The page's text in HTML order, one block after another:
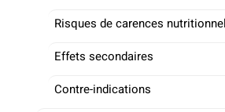
Risques de carences
Effets secondaires
Contre-indications